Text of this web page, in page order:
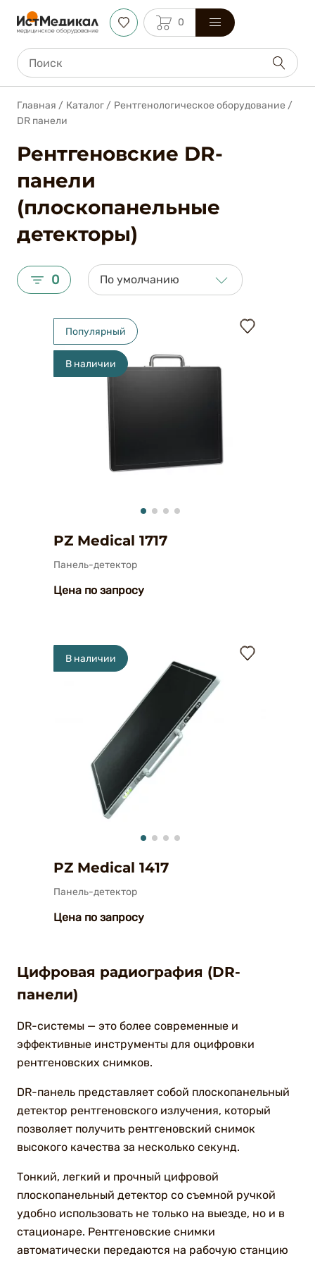
0
Главная / Каталог / Рентгенологическое оборудование /
DR панели
Рентгеновские DR-
панели
(плоскопанельные
детекторы)
0 По умолчанию
Популярный
В наличии
PZ Medical 1717
Панель-детектор
Цена по запросу
В наличии
PZ Medical 1417
Панель-детектор
Цена по запросу
Цифровая радиография (DR-
панели)
DR-системы — это более современные и
эффективные инструменты для оцифровки
рентгеновских снимков.
DR-панель представляет собой плоскопанельный
детектор рентгеновского излучения, который
позволяет получить рентгеновский снимок
высокого качества за несколько секунд.
Тонкий, легкий и прочный цифровой
плоскопанельный детектор со съемной ручкой
удобно использовать не только на выезде, но и в
стационаре. Рентгеновские снимки
автоматически передаются на рабочую станцию